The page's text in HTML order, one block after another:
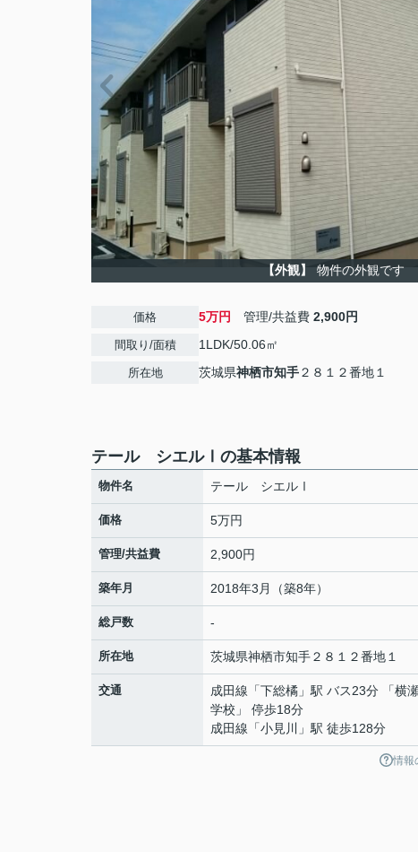
【外観】 物件の外観です
価格 5万円 管理/共益費 2,900円
間取り/面積 1LDK/50.06㎡
所在地 茨城県神栖市知手２８１２番地１
テール シエルⅠの基本情報
物件名 テール シエルⅠ
価格 5万円
管理/共益費 2,900円
築年月 2018年3月（築8年）
総戸数 -
所在地 茨城県神栖市知手２８１２番地１
交通 成田線 「下総橘 」駅 バス23分 「横
学校」 停歩18分
成田線 「小見川 」駅 徒歩128分
情報